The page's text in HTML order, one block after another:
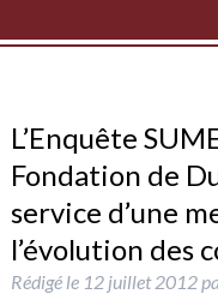
L’Enquête
Fondation de
service d’une
l’évolution des
Rédigé le 12 juillet 2012